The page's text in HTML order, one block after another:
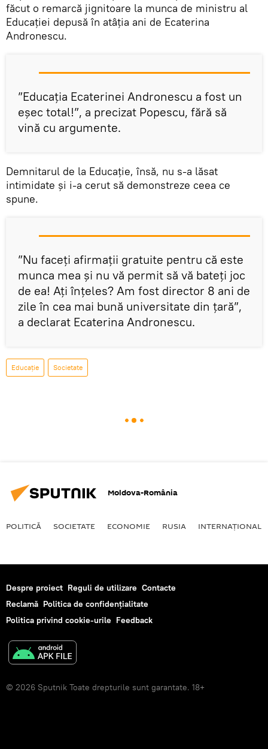
făcut o remarcă jignitoare la munca de ministru al
Educației depusă în atâția ani de Ecaterina
Andronescu.
”Educația Ecaterinei Andronescu a fost un
eșec total!”, a precizat Popescu, fără să
vină cu argumente.
Demnitarul de la Educație, însă, nu s-a lăsat
intimidate și i-a cerut să demonstreze ceea ce
spune.
”Nu faceți afirmații gratuite pentru că este
munca mea și nu vă permit să vă bateți joc
de ea! Ați înțeles? Am fost director 8 ani de
zile în cea mai bună universitate din țară”,
a declarat Ecaterina Andronescu.
Educație Societate
Moldova-România
POLITICĂ SOCIETATE ECONOMIE RUSIA INTERNAŢIONAL
Despre proiect Reguli de utilizare Contacte
Reclamă Politica de confidențialitate
Politica privind cookie-urile Feedback
© 2026 Sputnik Toate drepturile sunt garantate. 18+